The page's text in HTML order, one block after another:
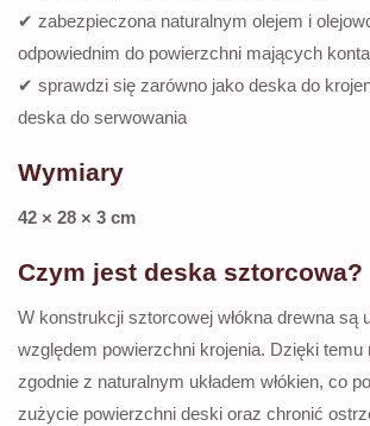
✔ zabezpieczona naturalnym olejem i
odpowiednim do powierzchni mających
✔ sprawdzi się zarówno jako deska do
deska do serwowania
Wymiary
42 × 28 × 3 cm
Czym jest deska sztorcowa?
W konstrukcji sztorcowej włókna drewna są
względem powierzchni krojenia. Dzięki temu
zgodnie z naturalnym układem włókien, co
zużycie powierzchni deski oraz chronić